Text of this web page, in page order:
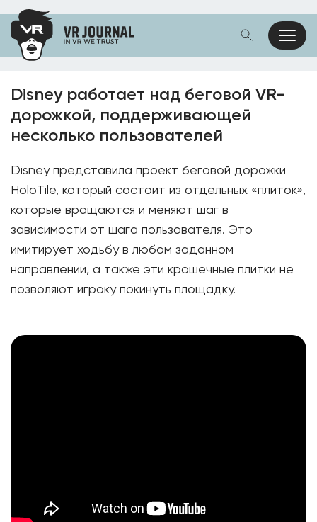
Disney работает над беговой VR-
дорожкой, поддерживающей
несколько пользователей
Disney представила проект беговой дорожки
HoloTile, который состоит из отдельных «плиток»,
которые вращаются и меняют шаг в
зависимости от шага пользователя. Это
имитирует ходьбу в любом заданном
направлении, а также эти крошечные плитки не
позволяют игроку покинуть площадку.